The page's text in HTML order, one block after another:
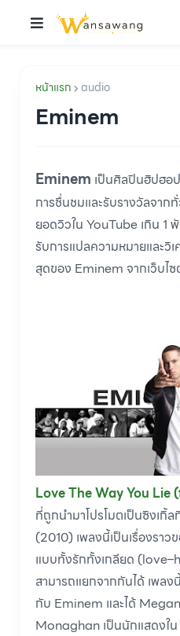
หน้าแรก audio
Eminem
Eminem เป็นศิลปินฮิปฮอ
การชื่นชมและรับรางวัลจาก
ยอดวิวใน YouTube เกิน 1
รับการแปลความหมายและวิเ
สุดของ Eminem จากเว็บไ
Love The Way You Lie
ที่ถูกนำมาโปรโมตเป็นซิงเ
(2010) เพลงนี้เป็นเรื่องรา
แบบทั้งรักทั้งเกลียด
สามารถแยกจากกันได้ เพล
กับ Eminem และได้
Monaghan เป็นนักแสดงใ